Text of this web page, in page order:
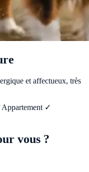
et affectueux, très
Appartement ✓
vous ?